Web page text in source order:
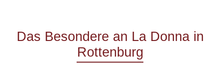
Das Besondere an La Donna in
Rottenburg